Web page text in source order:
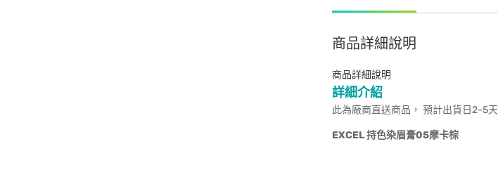
商品詳細說明
商品詳細說明
詳細介紹
此為廠商直送商品， 預計出貨日2-5天
EXCEL持色染眉膏05摩卡棕